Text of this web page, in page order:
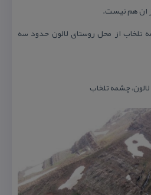
ان هم نیست.
تلخاب از محل روستای لالون حدود سه
چشمه تلخاب